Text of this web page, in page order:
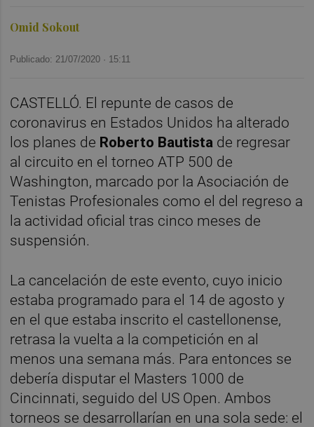
Omid Sokout
Publicado: 21/07/2020 · 15:11
CASTELLÓ. El repunte de casos de
coronavirus en Estados Unidos ha alterado
los planes de Roberto Bautista de regresar
al circuito en el torneo ATP 500 de
Washington, marcado por la Asociación de
Tenistas Profesionales como el del regreso a
la actividad oficial tras cinco meses de
suspensión.
La cancelación de este evento, cuyo inicio
estaba programado para el 14 de agosto y
en el que estaba inscrito el castellonense,
retrasa la vuelta a la competición en al
menos una semana más. Para entonces se
debería disputar el Masters 1000 de
Cincinnati, seguido del US Open. Ambos
torneos se desarrollarían en una sola sede: el